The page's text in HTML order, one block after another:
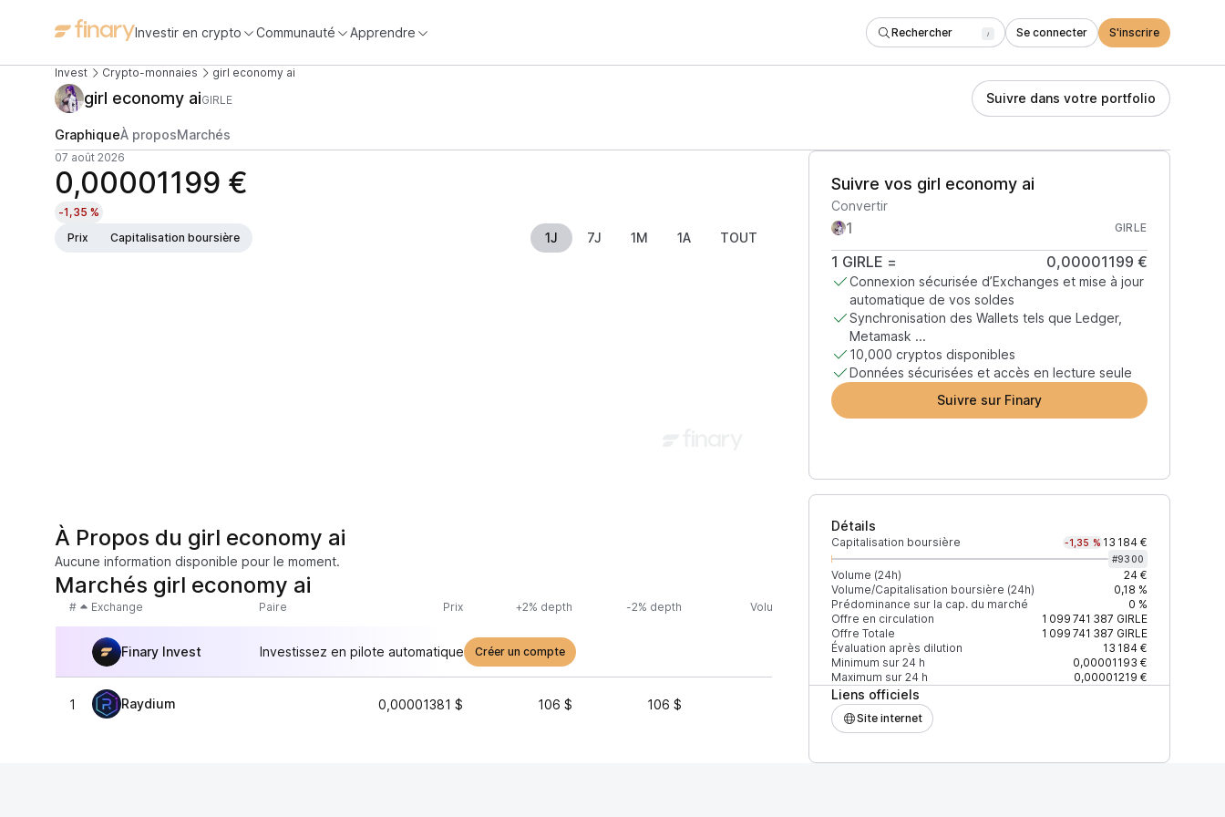
Investir en crypto Communauté Apprendre Rechercher / Se connecter S'inscrire
Invest Crypto-monnaies girl economy ai
girl economy aiGIRLE Suivre dans votre portfolio
GraphiqueÀ proposMarchés
07 août 2026
0,00001199 €
-1,35 %
Prix
Capitalisation boursière 1J 7J 1M 1A TOUT
Suivre vos girl economy ai
Convertir
GIRLE
1 GIRLE = 0,00001199 €
Connexion sécurisée d’Exchanges et mise à jour
automatique de vos soldes
Synchronisation des Wallets tels que Ledger,
Metamask ...
10,000 cryptos disponibles
Données sécurisées et accès en lecture seule
Suivre sur Finary
Détails
Capitalisation boursière -1,35 % 13 184 €
#9300
Volume (24h)
24 €
Volume/Capitalisation boursière (24h)
0,18 %
Prédominance sur la cap. du marché
0 %
Offre en circulation
1 099 741 387 GIRLE
Offre Totale
1 099 741 387 GIRLE
Évaluation après dilution
13 184 €
Minimum sur 24 h
0,00001193 €
Maximum sur 24 h
0,00001219 €
Liens officiels
Site internet
À Propos du girl economy ai
Aucune information disponible pour le moment.
Marchés girl economy ai
# Exchange Paire Prix +2% depth -2% depth Volume (24h) % du volume Confiance Mis à jour
Finary Invest Investissez en pilote automatique Créer un compte
1 Raydium 0,00001381 $ 106 $ 106 $ 100 %